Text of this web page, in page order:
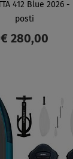
412 Blue
posti
€ 280,00